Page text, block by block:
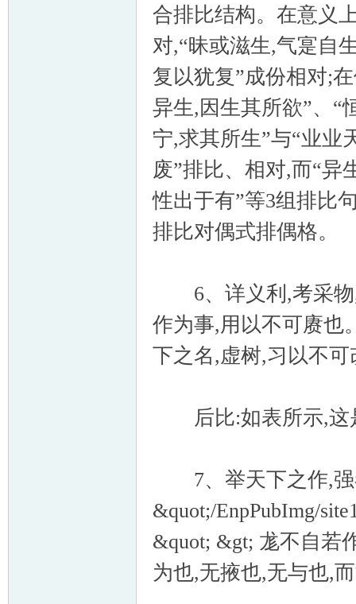
合排比结构。在意义
对,“昧或滋生,气寔自
复以犹复”成份相对;
异生,因生其所欲”、“
宁,求其所生”与“业业
废”排比、相对,而“异
性出于有”等3组排比
排比对偶式排偶格。
6、详义利,考采物,
作为事,用以不可赓也
下之名,虚树,习以不可
后比:如表所示,这
7、举天下之作,强
&quot;/EnpPubImg/
&quot; &gt; 尨不自若
为也,无掖也,无与也,